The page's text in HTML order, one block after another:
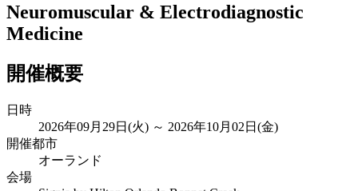
Neuromuscular & Electrodiagnostic
Medicine
開催概要
日時
2026年09月29日(火) ～ 2026年10月02日(金)
開催都市
オーランド
会場